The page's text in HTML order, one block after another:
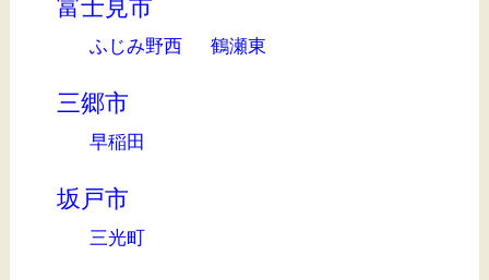
富士見市
ふじみ野西 鶴瀬東
三郷市
早稲田
坂戸市
三光町